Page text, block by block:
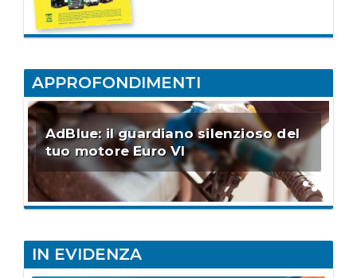
APPROFONDIMENTI
AdBlue: il guardiano silenzioso del
tuo motore Euro VI
IN EVIDENZA